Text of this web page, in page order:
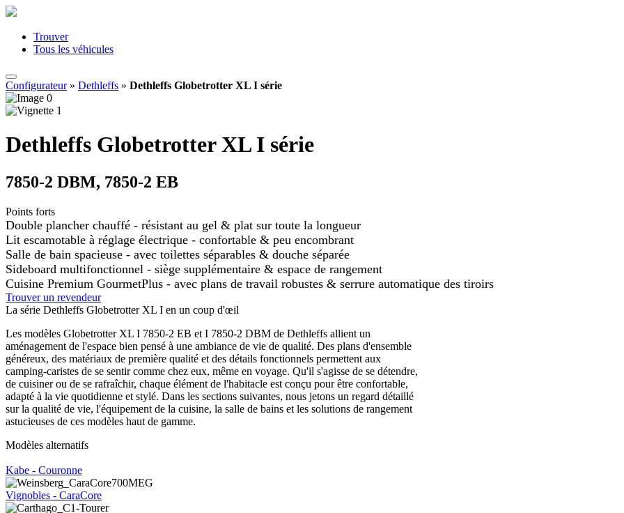
Trouver
Tous les véhicules
Configurateur» Dethleffs » Dethleffs Globetrotter XL I série
Dethleffs Globetrotter XL I série
7850-2 DBM, 7850-2 EB
Points forts
Double plancher chauffé - résistant au gel & plat sur toute la longueur
Lit escamotable à réglage électrique - confortable & peu encombrant
Salle de bain spacieuse - avec toilettes séparables & douche séparée
Sideboard multifonctionnel - siège supplémentaire & espace de rangement
Cuisine Premium GourmetPlus - avec plans de travail robustes & serrure automatique des tiroirs
Trouver un revendeur
La série Dethleffs Globetrotter XL I en un coup d'œil
Les modèles Globetrotter XL I 7850-2 EB et I 7850-2 DBM de Dethleffs allient un
aménagement de l'espace bien pensé à une ambiance de vie de qualité. Des plans d'ensemble
généreux, des matériaux de première qualité et des détails fonctionnels permettent aux
camping-caristes de se sentir comme chez eux, même en voyage. Qu'il s'agisse de se détendre,
de cuisiner ou de se rafraîchir, chaque élément de l'habitacle est conçu pour être confortable,
adapté à la vie quotidienne et stylé. Dans les sections suivantes, nous jetons un regard détaillé
sur la qualité de vie, l'équipement de la cuisine, la salle de bains et les solutions de rangement
astucieuses de ces modèles haut de gamme.
Modèles alternatifs
Kabe - Couronne
Vignobles - CaraCore